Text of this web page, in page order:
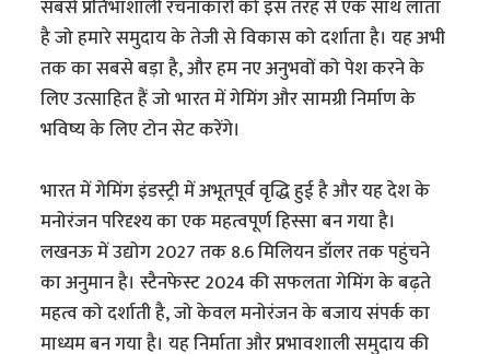
सबसे प्रतिभाशाली रचनाकारों को इस तरह से एक साथ लाता
है जो हमारे समुदाय के तेजी से विकास को दर्शाता है। यह अभी
तक का सबसे बड़ा है, और हम नए अनुभवों को पेश करने के
लिए उत्साहित हैं जो भारत में गेमिंग और सामग्री निर्माण के
भविष्य के लिए टोन सेट करेंगे।
भारत में गेमिंग इंडस्ट्री में अभूतपूर्व वृद्धि हुई है और यह देश के
मनोरंजन परिदृश्य का एक महत्वपूर्ण हिस्सा बन गया है।
लखनऊ में उद्योग 2027 तक 8.6 मिलियन डॉलर तक पहुंचने
का अनुमान है। स्टैनफेस्ट 2024 की सफलता गेमिंग के बढ़ते
महत्व को दर्शाती है, जो केवल मनोरंजन के बजाय संपर्क का
माध्यम बन गया है। यह निर्माता और प्रभावशाली समुदाय की